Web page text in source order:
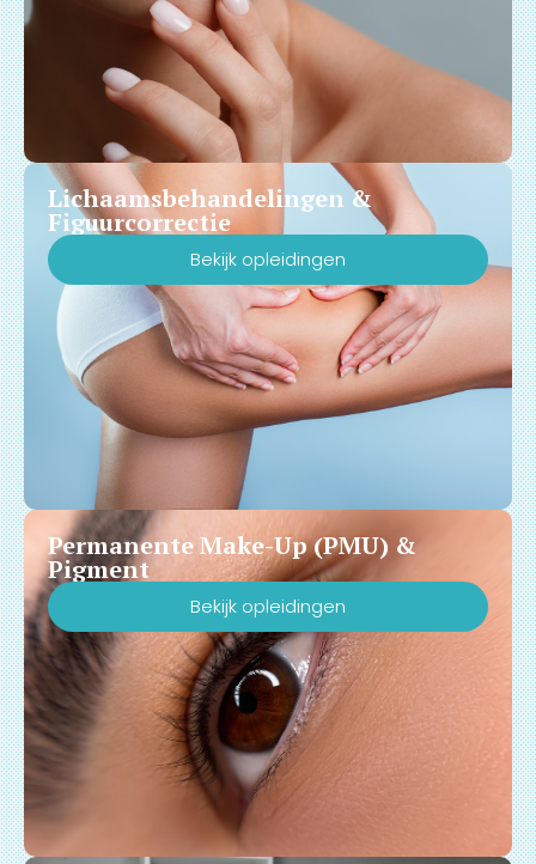
Lichaamsbehandelingen &
Figuurcorrectie
Bekijk opleidingen
Permanente Make-Up (PMU) &
Pigment
Bekijk opleidingen